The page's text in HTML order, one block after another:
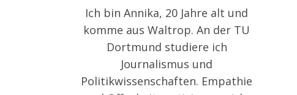
Ich bin Annika, 20 Jahre alt und
komme aus Waltrop. An der TU
Dortmund studiere ich
Journalismus und
Politikwissenschaften. Empathie